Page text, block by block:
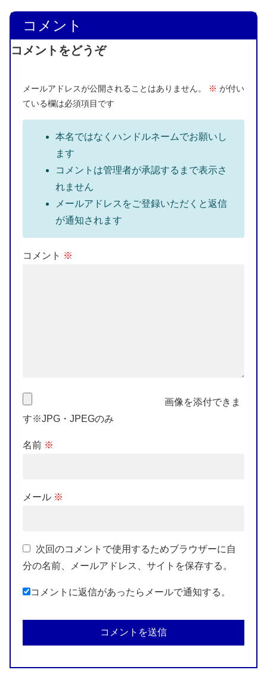
コメント
コメントをどうぞ
メールアドレスが公開されることはありません。 ※ が付い
ている欄は必須項目です
本名ではなくハンドルネームでお願いし
ます
コメントは管理者が承認するまで表示さ
れません
メールアドレスをご登録いただくと返信
が通知されます
コメント ※
画像を添付できま
す※JPG・JPEGのみ
名前 ※
メール ※
次回のコメントで使用するためブラウザーに自
分の名前、メールアドレス、サイトを保存する。
コメントに返信があったらメールで通知する。